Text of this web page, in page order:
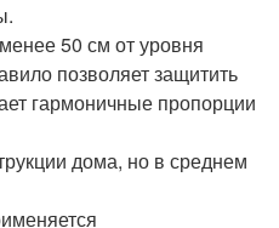
50 см от уровня
позволяет защитить
гармоничные пропорции
дома, но в среднем